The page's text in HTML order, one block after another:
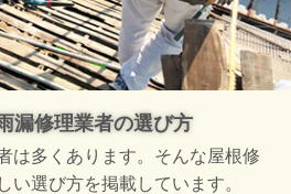
漏修理業者の選び方
は多くあります。そんな屋根修
い選び方を掲載しています。